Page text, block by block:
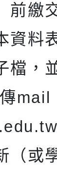
前繳
資料
檔，
mail
（或